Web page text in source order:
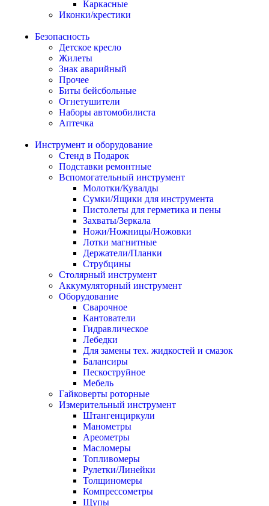
Каркасные
Иконки/крестики
Безопасность
Детское кресло
Жилеты
Знак аварийный
Прочее
Биты бейсбольные
Огнетушители
Наборы автомобилиста
Аптечка
Инструмент и оборудование
Стенд в Подарок
Подставки ремонтные
Вспомогательный инструмент
Молотки/Кувалды
Сумки/Ящики для инструмента
Пистолеты для герметика и пены
Захваты/Зеркала
Ножи/Ножницы/Ножовки
Лотки магнитные
Держатели/Планки
Струбцины
Столярный инструмент
Аккумуляторный инструмент
Оборудование
Сварочное
Кантователи
Гидравлическое
Лебедки
Для замены тех. жидкостей и смазок
Балансиры
Пескоструйное
Мебель
Гайковерты роторные
Измерительный инструмент
Штангенциркули
Манометры
Ареометры
Масломеры
Топливомеры
Рулетки/Линейки
Толщиномеры
Компрессометры
Щупы